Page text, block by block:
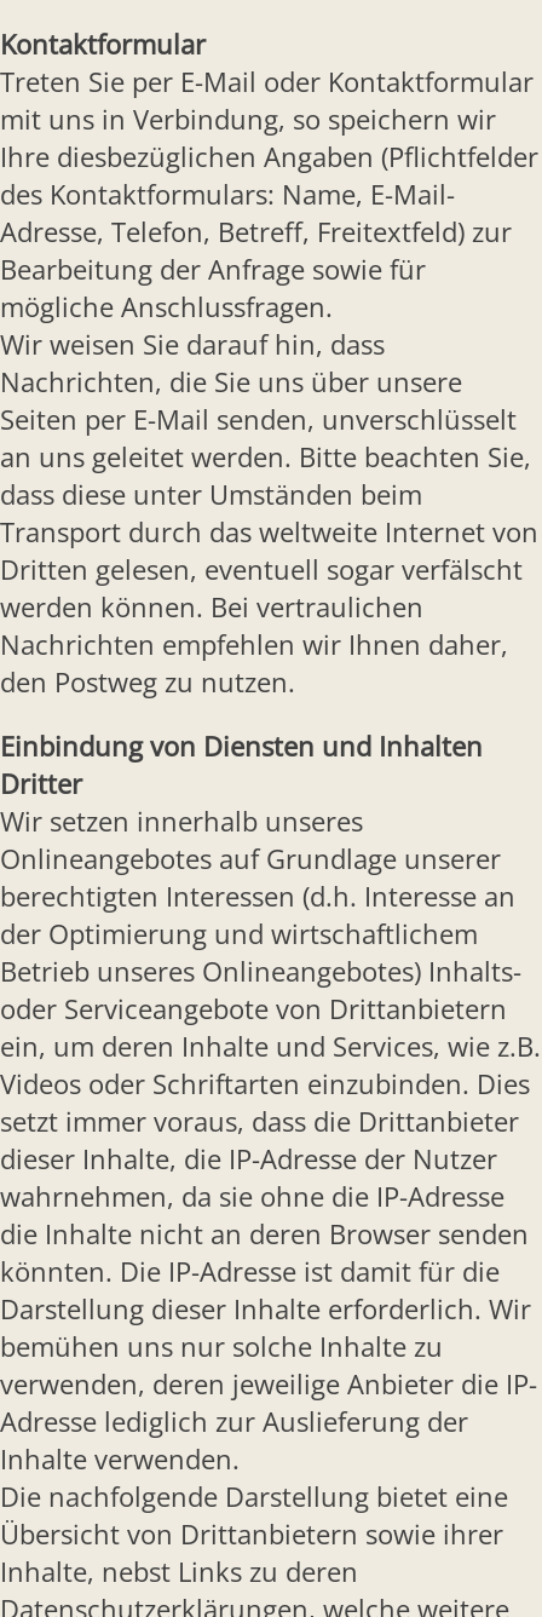
Kontaktformular
Treten Sie per E-Mail oder Kontaktformular
mit uns in Verbindung, so speichern wir
Ihre diesbezüglichen Angaben (Pflichtfelder
des Kontaktformulars: Name, E-Mail-
Adresse, Telefon, Betreff, Freitextfeld) zur
Bearbeitung der Anfrage sowie für
mögliche Anschlussfragen.
Wir weisen Sie darauf hin, dass
Nachrichten, die Sie uns über unsere
Seiten per E-Mail senden, unverschlüsselt
an uns geleitet werden. Bitte beachten Sie,
dass diese unter Umständen beim
Transport durch das weltweite Internet von
Dritten gelesen, eventuell sogar verfälscht
werden können. Bei vertraulichen
Nachrichten empfehlen wir Ihnen daher,
den Postweg zu nutzen.
Einbindung von Diensten und Inhalten
Dritter
Wir setzen innerhalb unseres
Onlineangebotes auf Grundlage unserer
berechtigten Interessen (d.h. Interesse an
der Optimierung und wirtschaftlichem
Betrieb unseres Onlineangebotes) Inhalts-
oder Serviceangebote von Drittanbietern
ein, um deren Inhalte und Services, wie z.B.
Videos oder Schriftarten einzubinden. Dies
setzt immer voraus, dass die Drittanbieter
dieser Inhalte, die IP-Adresse der Nutzer
wahrnehmen, da sie ohne die IP-Adresse
die Inhalte nicht an deren Browser senden
könnten. Die IP-Adresse ist damit für die
Darstellung dieser Inhalte erforderlich. Wir
bemühen uns nur solche Inhalte zu
verwenden, deren jeweilige Anbieter die IP-
Adresse lediglich zur Auslieferung der
Inhalte verwenden.
Die nachfolgende Darstellung bietet eine
Übersicht von Drittanbietern sowie ihrer
Inhalte, nebst Links zu deren
Datenschutzerklärungen, welche weitere